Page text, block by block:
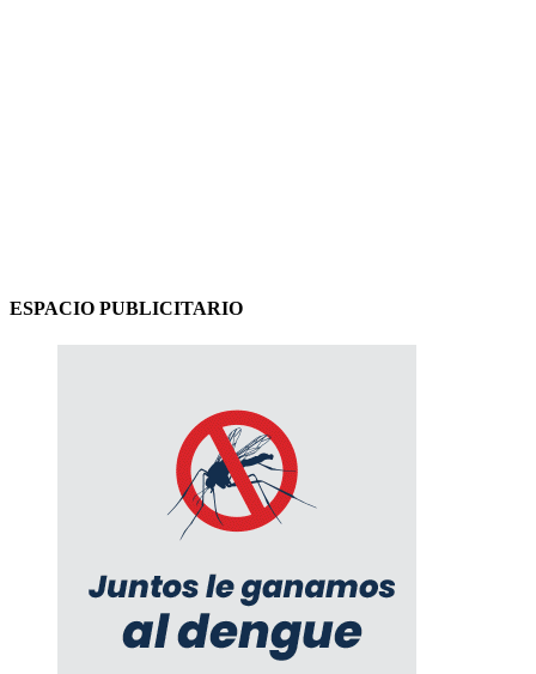
ESPACIO PUBLICITARIO